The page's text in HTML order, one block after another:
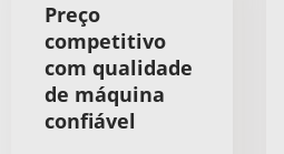
Preço
competitivo
com qualidade
de máquina
confiável